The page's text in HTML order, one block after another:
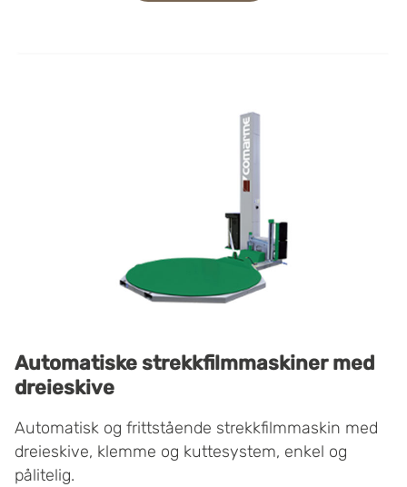
Automatiske strekkfilmmaskiner med
dreieskive
Automatisk og frittstående strekkfilmmaskin med
dreieskive, klemme og kuttesystem, enkel og
pålitelig.